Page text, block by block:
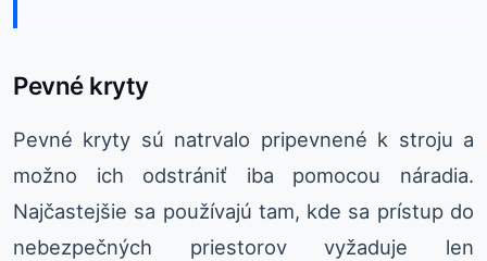
Pevné kryty
Pevné kryty sú natrvalo pripevnené k stroju a
možno ich odstrániť iba pomocou náradia.
Najčastejšie sa používajú tam, kde sa prístup do
nebezpečných priestorov vyžaduje len